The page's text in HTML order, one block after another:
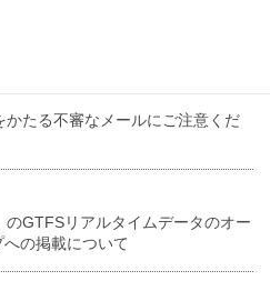
たる不審なメールにご注意くだ
GTFSリアルタイムデータのオー
の掲載について